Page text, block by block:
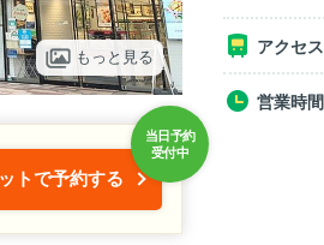
もっと見る
トで予約する
アクセス
営業時間